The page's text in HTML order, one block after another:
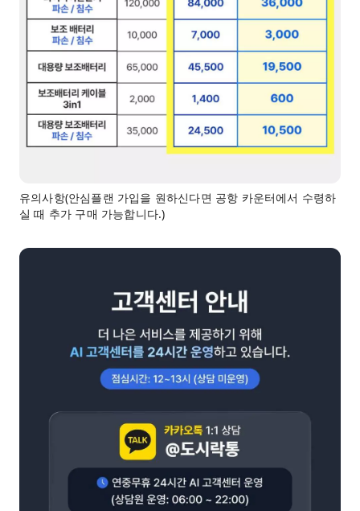
유의사항(안심플랜 가입을 원하신다면 공항 카운터에서 수령하
실 때 추가 구매 가능합니다.)